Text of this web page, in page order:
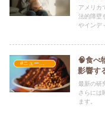
アメリカ
法的障壁
やインデ
🧠食べ
影響す
最新の研
さらには
ます。